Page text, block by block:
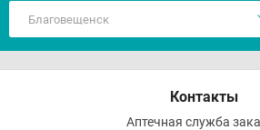
Контакты
Аптечная служба